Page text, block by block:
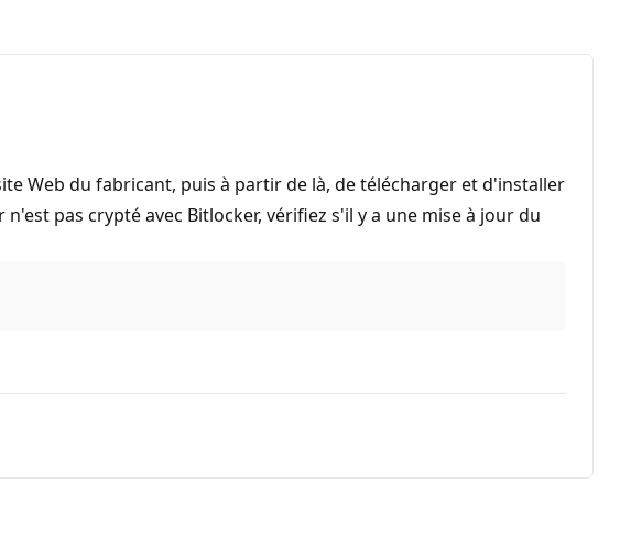
Web du fabricant, puis à partir de là, de télécharger et d'installer
pas crypté avec Bitlocker, vérifiez s'il y a une mise à jour du